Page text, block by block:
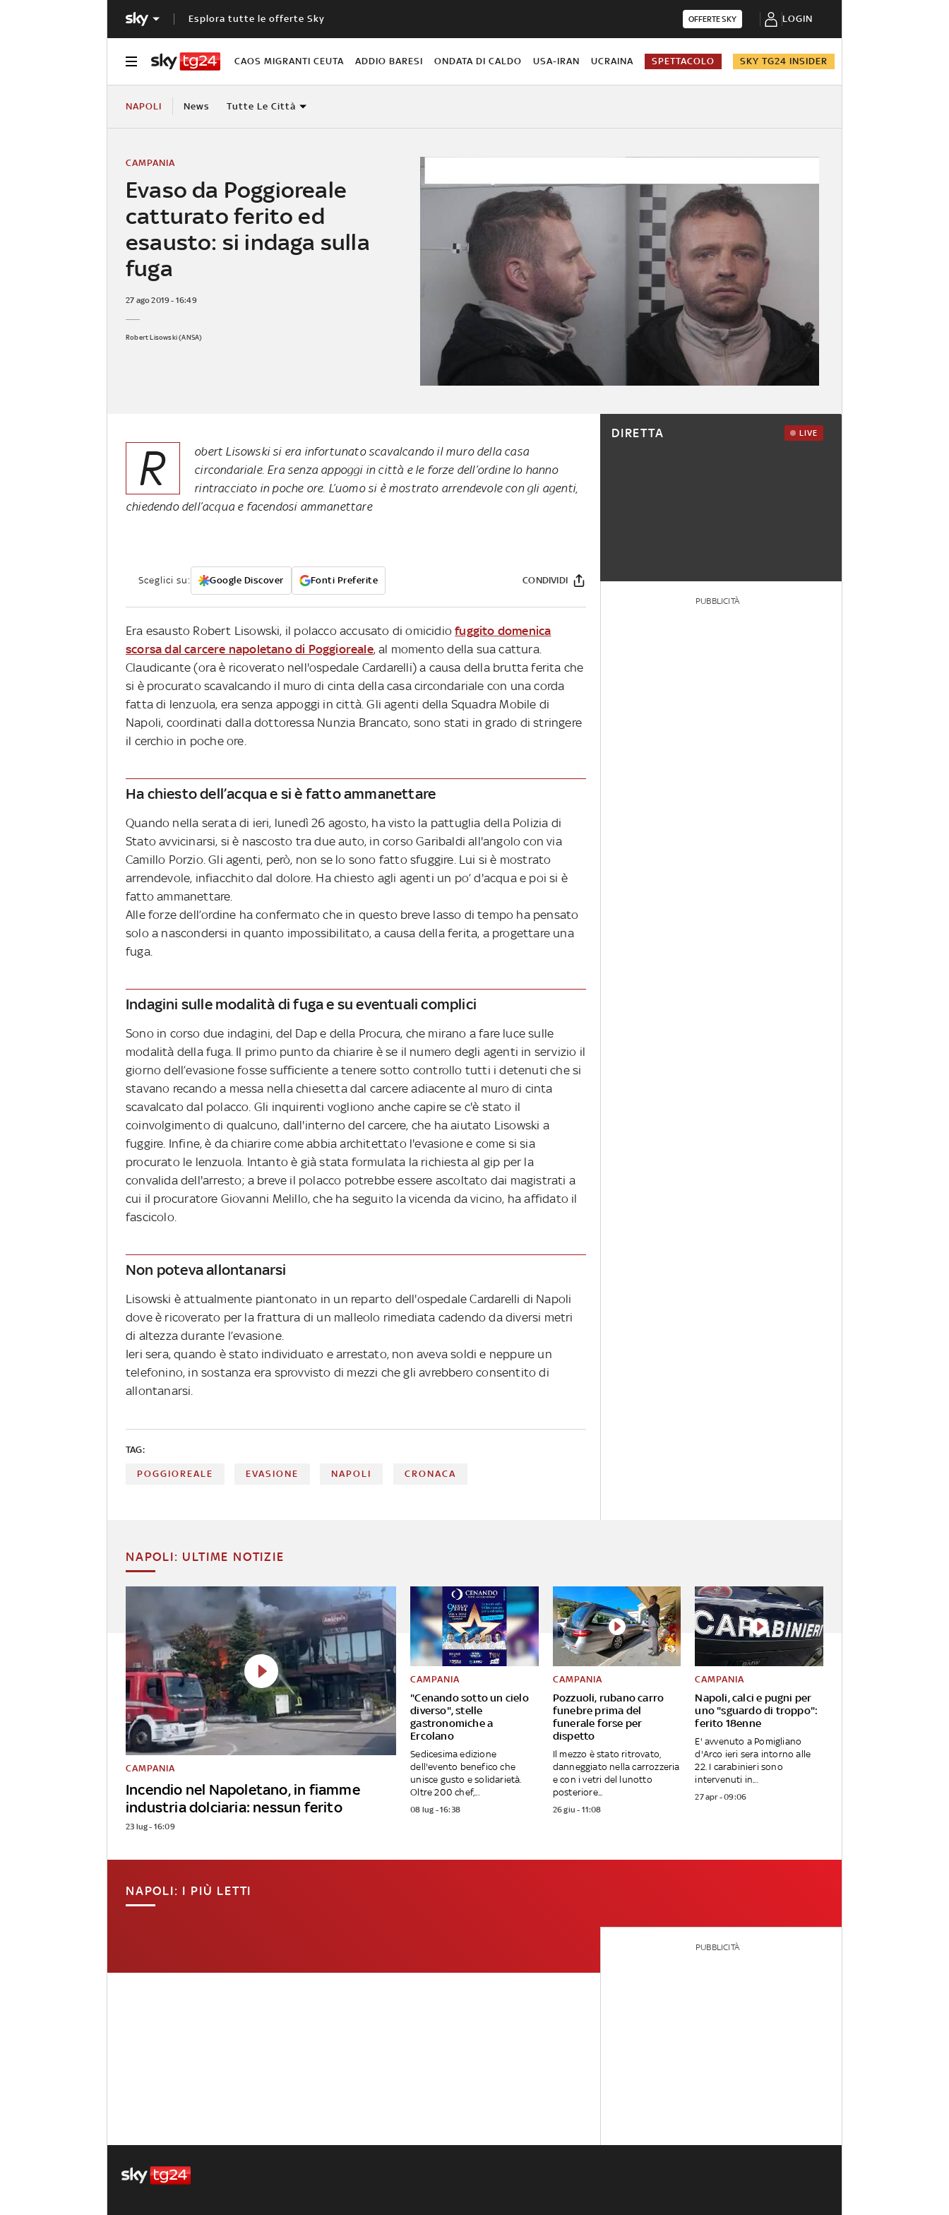
Esplora tutte le offerte Sky OFFERTE SKY LOGIN
CAOS MIGRANTI CEUTA ADDIO BARESI ONDATA DI CALDO USA-IRAN UCRAINA SPETTACOLO SKY TG24 INSIDER
NAPOLI News Tutte Le Città
Evaso da Poggioreale
catturato ferito ed
esausto: si indaga sulla
fuga
CAMPANIA
27 ago 2019 - 16:49
Robert Lisowski (ANSA)
R
obert Lisowski si era infortunato scavalcando il muro della casa
circondariale. Era senza appoggi in città e le forze dell’ordine lo hanno
rintracciato in poche ore. L’uomo si è mostrato arrendevole con gli agenti,
chiedendo dell’acqua e facendosi ammanettare
Sceglici su: Google Discover Fonti Preferite CONDIVIDI
Era esausto Robert Lisowski, il polacco accusato di omicidiofuggito domenica
scorsa dal carcere napoletano di Poggioreale, al momento della sua cattura.
Claudicante (ora è ricoverato nell'ospedale Cardarelli) a causa della brutta ferita che
si è procurato scavalcando il muro di cinta della casa circondariale con una corda
fatta di lenzuola, era senza appoggi in città. Gli agenti della Squadra Mobile di
Napoli, coordinati dalla dottoressa Nunzia Brancato, sono stati in grado di stringere
il cerchio in poche ore.
Ha chiesto dell’acqua e si è fatto ammanettare
Quando nella serata di ieri, lunedì 26 agosto, ha visto la pattuglia della Polizia di
Stato avvicinarsi, si è nascosto tra due auto, in corso Garibaldi all'angolo con via
Camillo Porzio. Gli agenti, però, non se lo sono fatto sfuggire. Lui si è mostrato
arrendevole, infiacchito dal dolore. Ha chiesto agli agenti un po’ d'acqua e poi si è
fatto ammanettare.
Alle forze dell’ordine ha confermato che in questo breve lasso di tempo ha pensato
solo a nascondersi in quanto impossibilitato, a causa della ferita, a progettare una
fuga.
Indagini sulle modalità di fuga e su eventuali complici
Sono in corso due indagini, del Dap e della Procura, che mirano a fare luce sulle
modalità della fuga. Il primo punto da chiarire è se il numero degli agenti in servizio il
giorno dell’evasione fosse sufficiente a tenere sotto controllo tutti i detenuti che si
stavano recando a messa nella chiesetta dal carcere adiacente al muro di cinta
scavalcato dal polacco. Gli inquirenti vogliono anche capire se c'è stato il
coinvolgimento di qualcuno, dall'interno del carcere, che ha aiutato Lisowski a
fuggire. Infine, è da chiarire come abbia architettato l'evasione e come si sia
procurato le lenzuola. Intanto è già stata formulata la richiesta al gip per la
convalida dell'arresto; a breve il polacco potrebbe essere ascoltato dai magistrati a
cui il procuratore Giovanni Melillo, che ha seguito la vicenda da vicino, ha affidato il
fascicolo.
Non poteva allontanarsi
Lisowski è attualmente piantonato in un reparto dell'ospedale Cardarelli di Napoli
dove è ricoverato per la frattura di un malleolo rimediata cadendo da diversi metri
di altezza durante l’evasione.
Ieri sera, quando è stato individuato e arrestato, non aveva soldi e neppure un
telefonino, in sostanza era sprovvisto di mezzi che gli avrebbero consentito di
allontanarsi.
TAG:
POGGIOREALE EVASIONE NAPOLI CRONACA
DIRETTA LIVE
PUBBLICITÀ
NAPOLI: ULTIME NOTIZIE
Incendio nel Napoletano, in fiamme
industria dolciaria: nessun ferito
CAMPANIA
23 lug - 16:09
"Cenando sotto un cielo
diverso", stelle
gastronomiche a
Ercolano
CAMPANIA
Sedicesima edizione
dell'evento benefico che
unisce gusto e solidarietà.
Oltre 200 chef,...
08 lug - 16:38
Pozzuoli, rubano carro
funebre prima del
funerale forse per
dispetto
CAMPANIA
Il mezzo è stato ritrovato,
danneggiato nella carrozzeria
e con i vetri del lunotto
posteriore...
26 giu - 11:08
Napoli, calci e pugni per
uno "sguardo di troppo":
ferito 18enne
CAMPANIA
E' avvenuto a Pomigliano
d'Arco ieri sera intorno alle
22. I carabinieri sono
intervenuti in...
27 apr - 09:06
NAPOLI: I PIÙ LETTI
PUBBLICITÀ